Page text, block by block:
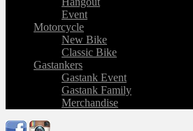
Event
Motorcycle
New Bike
Classic Bike
Gastankers
Gastank Event
Gastank Family
Merchandise